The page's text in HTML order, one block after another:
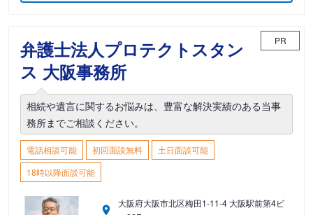
弁護士法人プロテクトスタン
ス 大阪事務所
PR
相続や遺言に関するお悩みは、豊富な解決実績のある当事
務所までご相談ください。
電話相談可能 初回面談無料
土日面談可能
18時以降面談可能
大阪府大阪市北区梅田1-11-4 大阪駅前第4ビ